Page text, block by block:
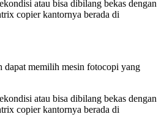
atau bisa dibilang bekas dengan
copier kantornya berada di
dapat memilih mesin fotocopi yang
atau bisa dibilang bekas dengan
copier kantornya berada di